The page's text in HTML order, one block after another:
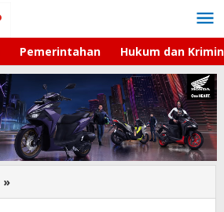
Pemerintahan Hukum dan
»
Rakyat